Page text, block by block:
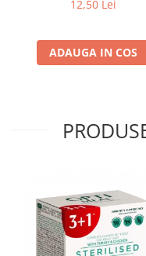
12,50 Lei
ADAUGA IN COS